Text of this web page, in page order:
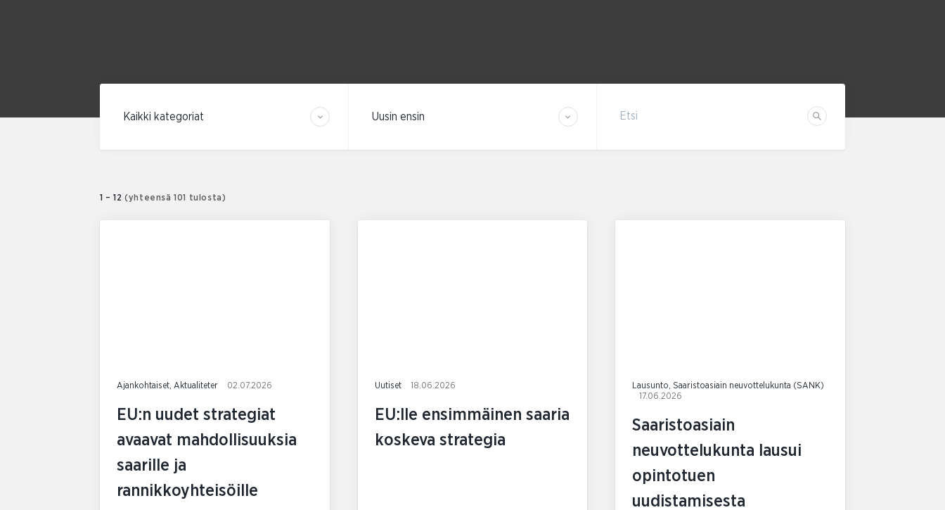
Etsi
1 – 12 (yhteensä 101 tulosta)
Ajankohtaiset, Aktualiteter 02.07.2026
EU:n uudet strategiat
avaavat mahdollisuuksia
saarille ja
rannikkoyhteisöille
Uutiset 18.06.2026
EU:lle ensimmäinen saaria
koskeva strategia
Lausunto, Saaristoasiain neuvottelukunta (SANK)
17.06.2026
Saaristoasiain
neuvottelukunta lausui
opintotuen
uudistamisesta